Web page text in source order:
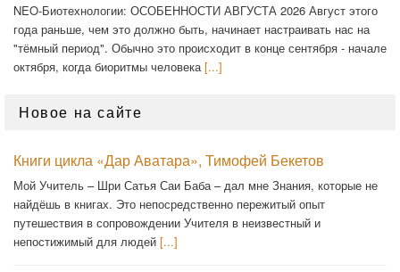
NEO-Биотехнологии: ОСОБЕННОСТИ АВГУСТА 2026 Август этого
года раньше, чем это должно быть, начинает настраивать нас на
"тёмный период". Обычно это происходит в конце сентября - начале
октября, когда биоритмы человека [...]
Новое на сайте
Книги цикла «Дар Аватара», Тимофей Бекетов
Мой Учитель – Шри Сатья Саи Баба – дал мне Знания, которые не
найдёшь в книгах. Это непосредственно пережитый опыт
путешествия в сопровождении Учителя в неизвестный и
непостижимый для людей [...]